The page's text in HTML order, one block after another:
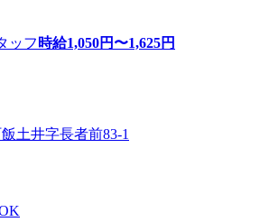
ッフ 時給1,050円〜1,625円
土井字長者前83-1